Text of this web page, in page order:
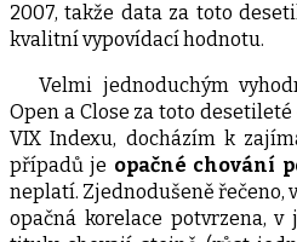
2007, takže data za toto
kvalitní vypovídací hodnotu.
Velmi jednoduchým
Open a Close za toto
VIX Indexu, docházím k
případů je opačné chování
neplatí. Zjednodušeně řečeno,
opačná korelace potvrzena,